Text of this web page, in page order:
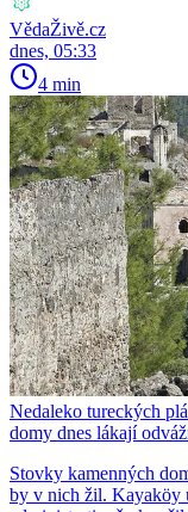
VědaŽivě.cz
dnes, 05:33
4 min
Nedaleko tureckých
domy dnes lákají
Stovky kamenných
by v nich žil. Kayaköy